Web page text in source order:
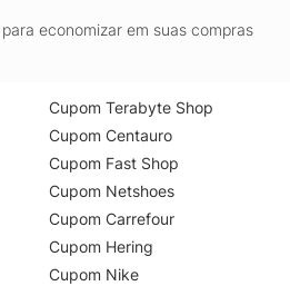
economizar em suas compras
Cupom Terabyte Shop
Cupom Centauro
Cupom Fast Shop
Cupom Netshoes
Cupom Carrefour
Cupom Hering
Cupom Nike